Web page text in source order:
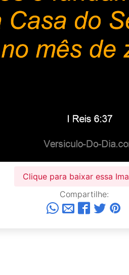
Clique para baixar essa
Compartilhe: